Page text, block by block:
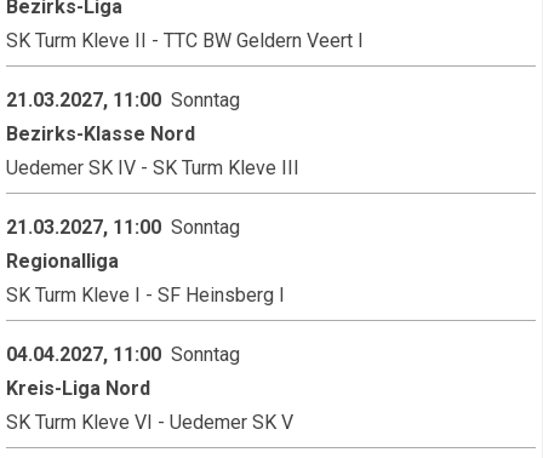
Bezirks-Liga
SK Turm Kleve II - TTC BW Geldern Veert I
21.03.2027, 11:00 Sonntag
Bezirks-Klasse Nord
Uedemer SK IV - SK Turm Kleve III
21.03.2027, 11:00 Sonntag
Regionalliga
SK Turm Kleve I - SF Heinsberg I
04.04.2027, 11:00 Sonntag
Kreis-Liga Nord
SK Turm Kleve VI - Uedemer SK V